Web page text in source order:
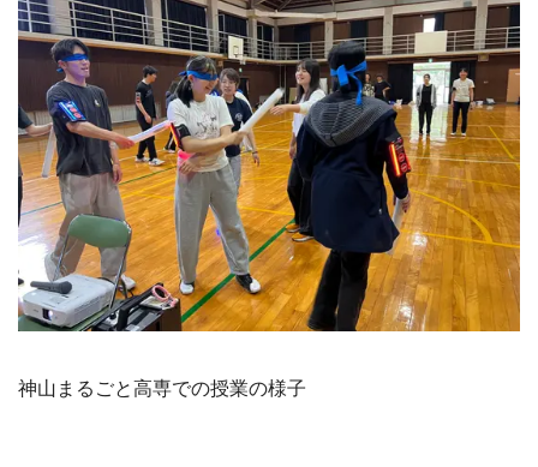
神山まるごと高専での授業の様子